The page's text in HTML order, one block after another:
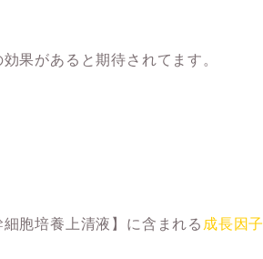
果があると期待されてます。
胞培養上清液】に含まれる 成長因子